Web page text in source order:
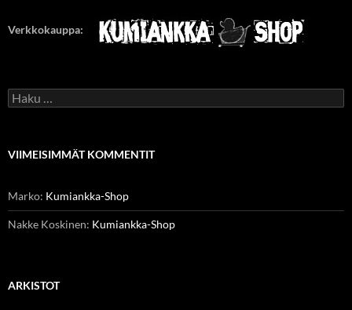
Verkkokauppa:
Haku:
VIIMEISIMMÄT KOMMENTIT
Marko: Kumiankka-Shop
Nakke Koskinen: Kumiankka-Shop
ARKISTOT